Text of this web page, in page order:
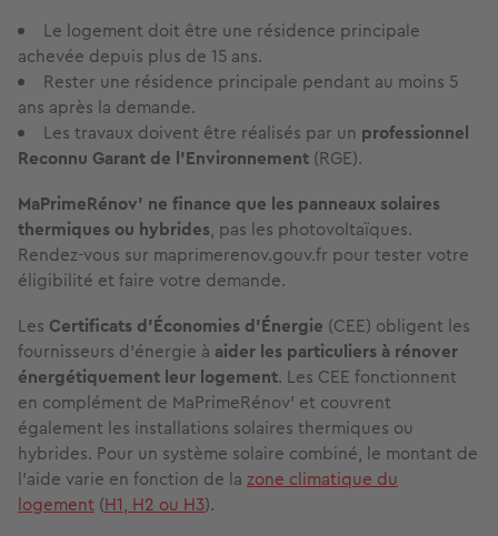
Le logement doit être une résidence principale
achevée depuis plus de 15 ans.
Rester une résidence principale pendant au moins 5
ans après la demande.
Les travaux doivent être réalisés par un professionnel
Reconnu Garant de l’Environnement (RGE).
MaPrimeRénov’ ne finance que les panneaux solaires
thermiques ou hybrides, pas les photovoltaïques.
Rendez-vous sur maprimerenov.gouv.fr pour tester votre
éligibilité et faire votre demande.
Les Certificats d’Économies d’Énergie (CEE) obligent les
fournisseurs d’énergie à aider les particuliers à rénover
énergétiquement leur logement. Les CEE fonctionnent
en complément de MaPrimeRénov’ et couvrent
également les installations solaires thermiques ou
hybrides. Pour un système solaire combiné, le montant de
l’aide varie en fonction de la zone climatique du
logement (H1, H2 ou H3).